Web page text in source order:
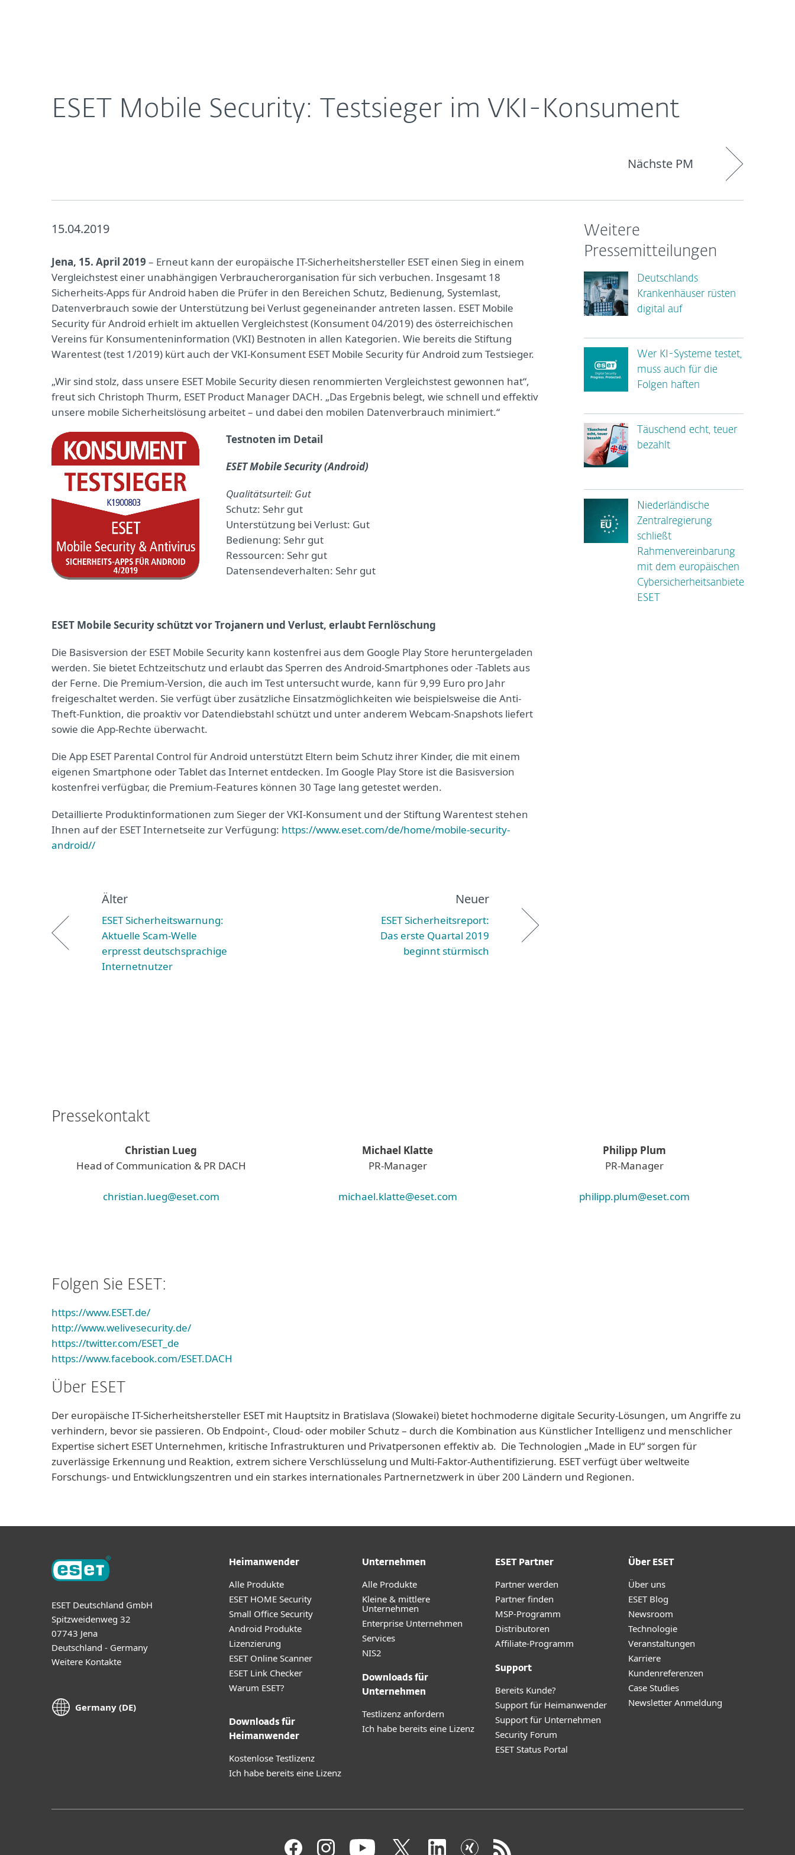
ESET Mobile Security: Testsieger im VKI-Konsument
Nächste PM
15.04.2019
Jena, 15. April 2019 – Erneut kann der europäische IT-Sicherheitshersteller ESET einen Sieg in einem
Vergleichstest einer unabhängigen Verbraucherorganisation für sich verbuchen. Insgesamt 18
Sicherheits-Apps für Android haben die Prüfer in den Bereichen Schutz, Bedienung, Systemlast,
Datenverbrauch sowie der Unterstützung bei Verlust gegeneinander antreten lassen. ESET Mobile
Security für Android erhielt im aktuellen Vergleichstest (Konsument 04/2019) des österreichischen
Vereins für Konsumenteninformation (VKI) Bestnoten in allen Kategorien. Wie bereits die Stiftung
Warentest (test 1/2019) kürt auch der VKI-Konsument ESET Mobile Security für Android zum Testsieger.
„Wir sind stolz, dass unsere ESET Mobile Security diesen renommierten Vergleichstest gewonnen hat“,
freut sich Christoph Thurm, ESET Product Manager DACH. „Das Ergebnis belegt, wie schnell und effektiv
unsere mobile Sicherheitslösung arbeitet – und dabei den mobilen Datenverbrauch minimiert.“
Testnoten im Detail
ESET Mobile Security (Android)
Qualitätsurteil: Gut
Schutz: Sehr gut
Unterstützung bei Verlust: Gut
Bedienung: Sehr gut
Ressourcen: Sehr gut
Datensendeverhalten: Sehr gut
ESET Mobile Security schützt vor Trojanern und Verlust, erlaubt Fernlöschung
Die Basisversion der ESET Mobile Security kann kostenfrei aus dem Google Play Store heruntergeladen
werden. Sie bietet Echtzeitschutz und erlaubt das Sperren des Android-Smartphones oder -Tablets aus
der Ferne. Die Premium-Version, die auch im Test untersucht wurde, kann für 9,99 Euro pro Jahr
freigeschaltet werden. Sie verfügt über zusätzliche Einsatzmöglichkeiten wie beispielsweise die Anti-
Theft-Funktion, die proaktiv vor Datendiebstahl schützt und unter anderem Webcam-Snapshots liefert
sowie die App-Rechte überwacht.
Die App ESET Parental Control für Android unterstützt Eltern beim Schutz ihrer Kinder, die mit einem
eigenen Smartphone oder Tablet das Internet entdecken. Im Google Play Store ist die Basisversion
kostenfrei verfügbar, die Premium-Features können 30 Tage lang getestet werden.
Detaillierte Produktinformationen zum Sieger der VKI-Konsument und der Stiftung Warentest stehen
Ihnen auf der ESET Internetseite zur Verfügung: https://www.eset.com/de/home/mobile-security-
android//
Älter
ESET Sicherheitswarnung:
Aktuelle Scam-Welle
erpresst deutschsprachige
Internetnutzer
Neuer
ESET Sicherheitsreport:
Das erste Quartal 2019
beginnt stürmisch
Weitere
Pressemitteilungen
Deutschlands
Krankenhäuser rüsten
digital auf
Wer KI-Systeme testet,
muss auch für die
Folgen haften
Täuschend echt, teuer
bezahlt
Niederländische
Zentralregierung
schließt
Rahmenvereinbarung
mit dem europäischen
Cybersicherheitsanbieter
ESET
Pressekontakt
Christian Lueg
Head of Communication & PR DACH
christian.lueg@eset.com
Michael Klatte
PR-Manager
michael.klatte@eset.com
Philipp Plum
PR-Manager
philipp.plum@eset.com
Folgen Sie ESET:
https://www.ESET.de/
http://www.welivesecurity.de/
https://twitter.com/ESET_de
https://www.facebook.com/ESET.DACH
Über ESET
Der europäische IT-Sicherheitshersteller ESET mit Hauptsitz in Bratislava (Slowakei) bietet hochmoderne digitale Security-Lösungen, um Angriffe zu
verhindern, bevor sie passieren. Ob Endpoint-, Cloud- oder mobiler Schutz – durch die Kombination aus Künstlicher Intelligenz und menschlicher
Expertise sichert ESET Unternehmen, kritische Infrastrukturen und Privatpersonen effektiv ab. Die Technologien „Made in EU“ sorgen für
zuverlässige Erkennung und Reaktion, extrem sichere Verschlüsselung und Multi-Faktor-Authentifizierung. ESET verfügt über weltweite
Forschungs- und Entwicklungszentren und ein starkes internationales Partnernetzwerk in über 200 Ländern und Regionen.
ESET Deutschland GmbH
Spitzweidenweg 32
07743 Jena
Deutschland - Germany
Weitere Kontakte
Germany (DE)
Heimanwender
Alle Produkte
ESET HOME Security
Small Office Security
Android Produkte
Lizenzierung
ESET Online Scanner
ESET Link Checker
Warum ESET?
Downloads für
Heimanwender
Kostenlose Testlizenz
Ich habe bereits eine Lizenz
Unternehmen
Alle Produkte
Kleine & mittlere
Unternehmen
Enterprise Unternehmen
Services
NIS2
Downloads für
Unternehmen
Testlizenz anfordern
Ich habe bereits eine Lizenz
ESET Partner
Partner werden
Partner finden
MSP-Programm
Distributoren
Affiliate-Programm
Support
Bereits Kunde?
Support für Heimanwender
Support für Unternehmen
Security Forum
ESET Status Portal
Über ESET
Über uns
ESET Blog
Newsroom
Technologie
Veranstaltungen
Karriere
Kundenreferenzen
Case Studies
Newsletter Anmeldung